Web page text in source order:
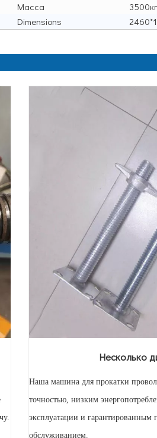
Масса
Dimensions
Несколько
Наша машина для прокатки
точностью, низким
эксплуатации и гарантированным
обслуживанием.